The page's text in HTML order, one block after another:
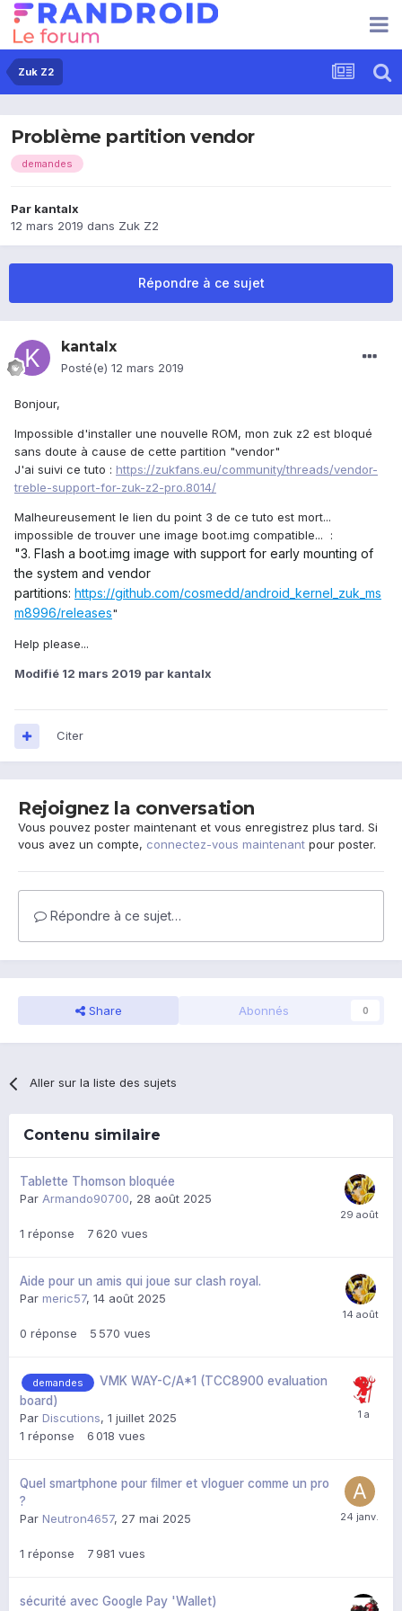
Zuk Z2
Problème partition vendor
demandes
Par kantalx
12 mars 2019 dans Zuk Z2
Répondre à ce sujet
kantalx
Posté(e) 12 mars 2019
Bonjour,
Impossible d'installer une nouvelle ROM, mon zuk z2 est bloqué
sans doute à cause de cette partition "vendor"
J'ai suivi ce tuto : https://zukfans.eu/community/threads/vendor-
treble-support-for-zuk-z2-pro.8014/
Malheureusement le lien du point 3 de ce tuto est mort...
impossible de trouver une image boot.img compatible... :
"3. Flash a boot.img image with support for early mounting of
the system and vendor
partitions: https://github.com/cosmedd/android_kernel_zuk_ms
m8996/releases"
Help please...
Modifié 12 mars 2019 par kantalx
Citer
Rejoignez la conversation
Vous pouvez poster maintenant et vous enregistrez plus tard. Si
vous avez un compte, connectez-vous maintenant pour poster.
Répondre à ce sujet…
Share Abonnés 0
Aller sur la liste des sujets
Contenu similaire
Tablette Thomson bloquée
Par Armando90700, 28 août 2025
1 réponse 7 620 vues
Aide pour un amis qui joue sur clash royal.
Par meric57, 14 août 2025
0 réponse 5 570 vues
demandes
VMK WAY-C/A*1 (TCC8900 evaluation
board)
Par Discutions, 1 juillet 2025
1 réponse 6 018 vues
Quel smartphone pour filmer et vloguer comme un pro
?
Par Neutron4657, 27 mai 2025
1 réponse 7 981 vues
sécurité avec Google Pay 'Wallet)